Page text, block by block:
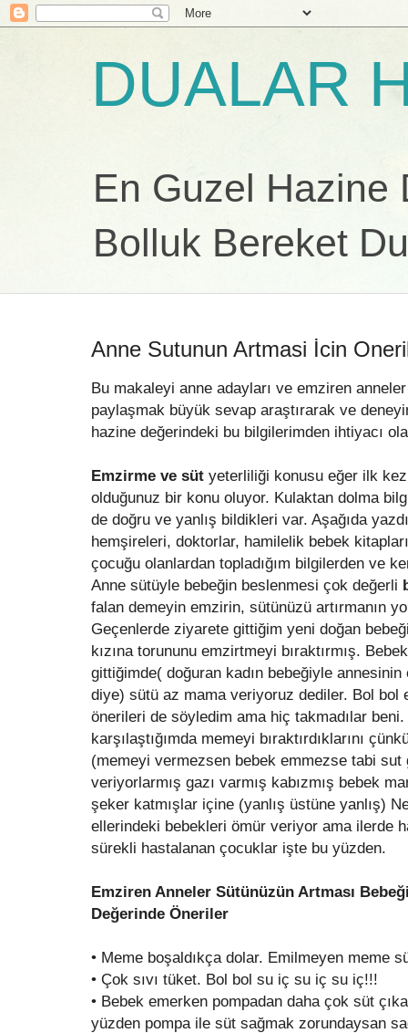
DUALAR
En Guzel Hazine
Bolluk Bereket
Anne Sutunun Artmasi İcin
Bu makaleyi anne adayları ve emziren
paylaşmak büyük sevap araştırarak ve
hazine değerindeki bu bilgilerimden ihtiyacı
Emzirme ve süt yeterliliği konusu eğer ilk
olduğunuz bir konu oluyor. Kulaktan dolma
de doğru ve yanlış bildikleri var. Aşağıda
hemşireleri, doktorlar, hamilelik bebek
çocuğu olanlardan topladığım bilgilerden ve
Anne sütüyle bebeğin beslenmesi çok değerli
falan demeyin emzirin, sütünüzü artırmanın
Geçenlerde ziyarete gittiğim yeni doğan
kızına torununu emzirtmeyi bıraktırmış.
gittiğimde( doğuran kadın bebeğiyle
diye) sütü az mama veriyoruz dediler. Bol bol
önerileri de söyledim ama hiç takmadılar
karşılaştığımda memeyi bıraktırdıklarını
(memeyi vermezsen bebek emmezse tabi
veriyorlarmış gazı varmış kabızmış bebek
şeker katmışlar içine (yanlış üstüne yanlış)
ellerindeki bebekleri ömür veriyor ama ilerde
sürekli hastalanan çocuklar işte bu yüzden.
Emziren Anneler Sütünüzün Artması
Değerinde Öneriler
• Meme boşaldıkça dolar. Emilmeyen meme
• Çok sıvı tüket. Bol bol su iç su iç su iç!!!
• Bebek emerken pompadan daha çok süt
yüzden pompa ile süt sağmak zorundaysan